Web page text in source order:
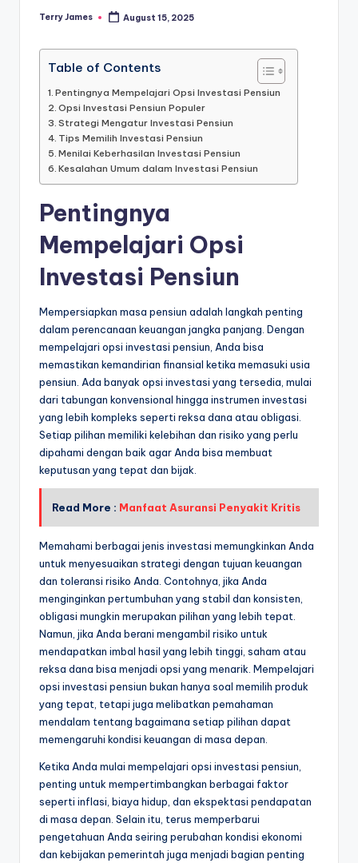
Posted
Terry James August 15, 2025
Table of Contents
Pentingnya Mempelajari Opsi Investasi Pensiun
Opsi Investasi Pensiun Populer
Strategi Mengatur Investasi Pensiun
Tips Memilih Investasi Pensiun
Menilai Keberhasilan Investasi Pensiun
Kesalahan Umum dalam Investasi Pensiun
Pentingnya
Mempelajari Opsi
Investasi Pensiun
Mempersiapkan masa pensiun adalah langkah penting
dalam perencanaan keuangan jangka panjang. Dengan
mempelajari opsi investasi pensiun, Anda bisa
memastikan kemandirian finansial ketika memasuki usia
pensiun. Ada banyak opsi investasi yang tersedia, mulai
dari tabungan konvensional hingga instrumen investasi
yang lebih kompleks seperti reksa dana atau obligasi.
Setiap pilihan memiliki kelebihan dan risiko yang perlu
dipahami dengan baik agar Anda bisa membuat
keputusan yang tepat dan bijak.
Read More : Manfaat Asuransi Penyakit Kritis
Memahami berbagai jenis investasi memungkinkan Anda
untuk menyesuaikan strategi dengan tujuan keuangan
dan toleransi risiko Anda. Contohnya, jika Anda
menginginkan pertumbuhan yang stabil dan konsisten,
obligasi mungkin merupakan pilihan yang lebih tepat.
Namun, jika Anda berani mengambil risiko untuk
mendapatkan imbal hasil yang lebih tinggi, saham atau
reksa dana bisa menjadi opsi yang menarik. Mempelajari
opsi investasi pensiun bukan hanya soal memilih produk
yang tepat, tetapi juga melibatkan pemahaman
mendalam tentang bagaimana setiap pilihan dapat
memengaruhi kondisi keuangan di masa depan.
Ketika Anda mulai mempelajari opsi investasi pensiun,
penting untuk mempertimbangkan berbagai faktor
seperti inflasi, biaya hidup, dan ekspektasi pendapatan
di masa depan. Selain itu, terus memperbarui
pengetahuan Anda seiring perubahan kondisi ekonomi
dan kebijakan pemerintah juga menjadi bagian penting